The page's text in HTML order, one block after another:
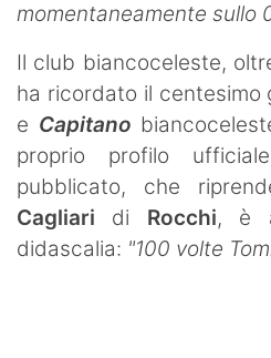
momentaneamente sullo
Il club biancoceleste,
ha ricordato il
e Capitano
proprio profilo
pubblicato, che
Cagliari di Rocchi, è
didascalia: "100 volte